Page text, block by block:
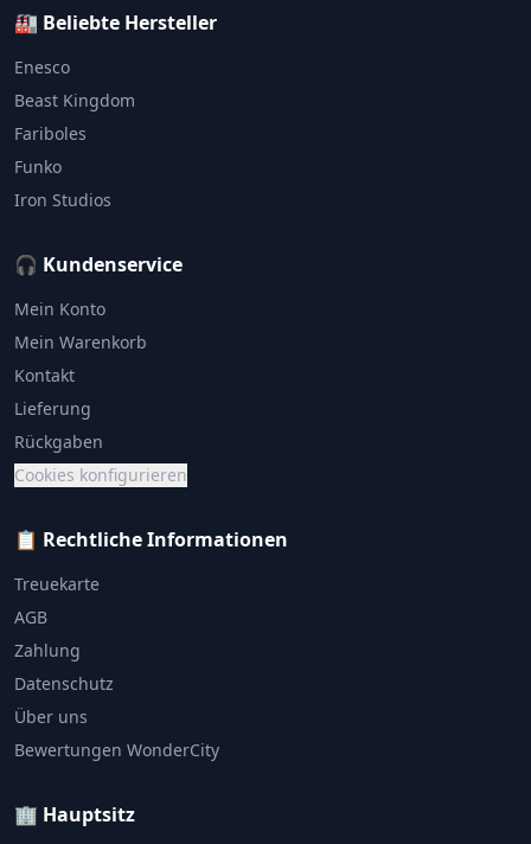
🏭 Beliebte Hersteller
Enesco
Beast Kingdom
Fariboles
Funko
Iron Studios
🎧 Kundenservice
Mein Konto
Mein Warenkorb
Kontakt
Lieferung
Rückgaben
Cookies konfigurieren
📋 Rechtliche Informationen
Treuekarte
AGB
Zahlung
Datenschutz
Über uns
Bewertungen WonderCity
🏢 Hauptsitz